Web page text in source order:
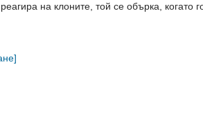
на клоните, той се обърка, когато